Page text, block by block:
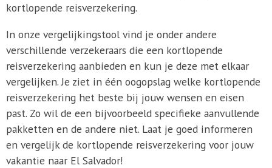
kortlopende reisverzekering.
In onze vergelijkingstool vind je onder andere
verschillende verzekeraars die een kortlopende
reisverzekering aanbieden en kun je deze met elkaar
vergelijken. Je ziet in één oogopslag welke kortlopende
reisverzekering het beste bij jouw wensen en eisen
past. Zo wil de een bijvoorbeeld specifieke aanvullende
pakketten en de andere niet. Laat je goed informeren
en vergelijk de kortlopende reisverzekering voor jouw
vakantie naar El Salvador!